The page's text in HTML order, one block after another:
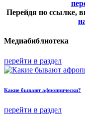
Перейдя по ссылке,
Медиабиблиотека
перейти в раздел
Какие бывают афропрически?
перейти в раздел